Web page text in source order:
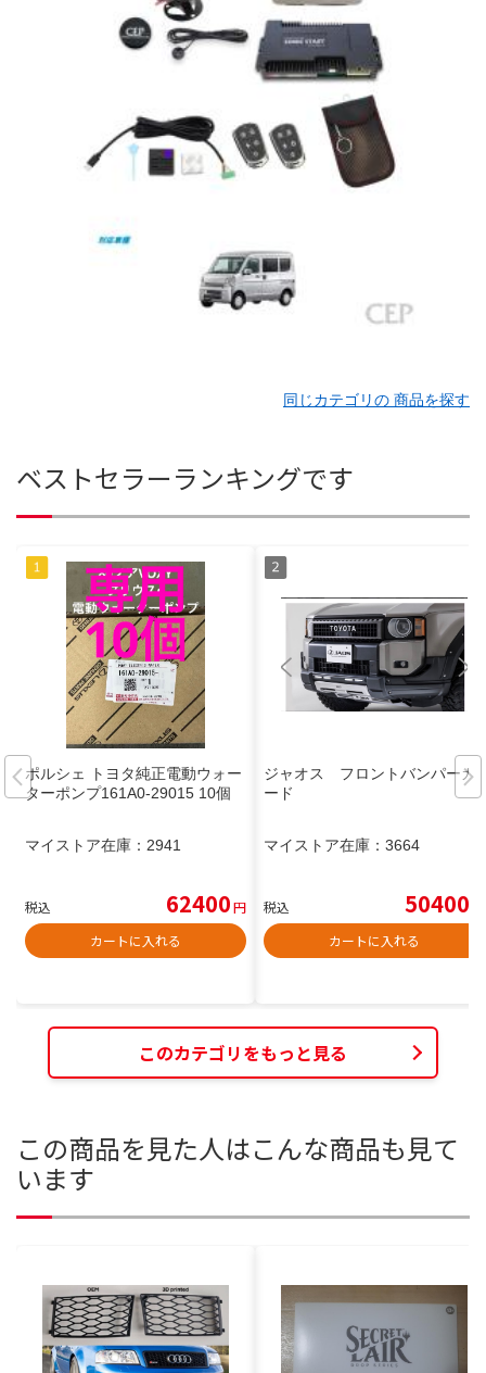
同じカテゴリの 商品を探す
ベストセラーランキングです
ポルシェ トヨタ純正電動ウォー
ターポンプ161A0-29015 10個
マイストア在庫： 2941
税込 62400円
カートに入れる
ジャオス フロントバンパーガ
ード
マイストア在庫： 3664
税込 50400
カートに入れる
このカテゴリをもっと見る
この商品を見た人はこんな商品も見て
います